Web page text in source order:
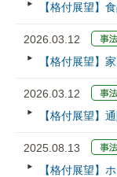
【格付展望】
2026.03.12
【格付展望】
2026.03.12
【格付展望】
2025.08.13
【格付展望】